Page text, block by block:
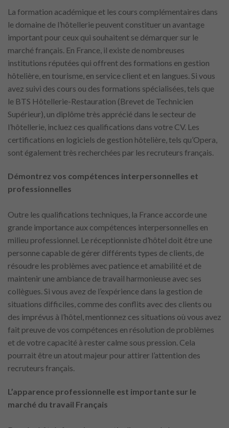
La formation académique et les cours complémentaires dans
le domaine de l’hôtellerie peuvent constituer un avantage
important pour ceux qui souhaitent se démarquer sur le
marché français. En France, il existe de nombreuses
institutions réputées qui offrent des formations en gestion
hôtelière, en tourisme, en service client et en langues. Si vous
avez suivi des cours ou des formations spécialisées, tels que
le BTS Hôtellerie-Restauration (Brevet de Technicien
Supérieur), un diplôme très apprécié dans le secteur de
l’hôtellerie, incluez ces qualifications dans votre CV. Les
certifications en logiciels de gestion hôtelière, tels qu’Opera,
sont également très recherchées par les recruteurs français.
Démontrez vos compétences interpersonnelles et
professionnelles
Outre les qualifications techniques, la France accorde une
grande importance aux compétences interpersonnelles en
milieu professionnel. Le réceptionniste d’hôtel doit être une
personne capable de gérer différents types de clients, de
résoudre les problèmes avec patience et amabilité et de
maintenir une ambiance de travail harmonieuse avec ses
collègues. Si vous avez de l’expérience dans la gestion de
situations difficiles, comme des conflits avec des clients ou
des imprévus à l’hôtel, mentionnez ces situations où vous avez
fait preuve de vos compétences en résolution de problèmes
et de votre capacité à rester calme sous pression. Cela
pourrait être un atout majeur pour attirer l’attention des
recruteurs français.
L’apparence professionnelle est importante sur le
marché du travail Français